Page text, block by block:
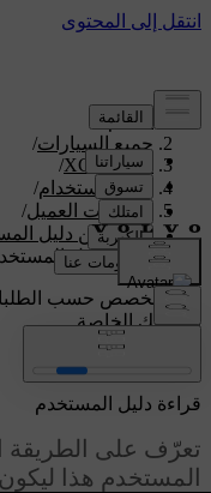
الدعم/
جميع السيارات/
XC60 2026
/
دليل الاستخدام/
معلومات العميل/
نبذة عن دليل
قراءة دليل
دعم مخصص حسب الطلب
بسيارتك الخاصة.
قراءة دليل المستخدم
تعرّف على الطريقة
المستخدم هذا